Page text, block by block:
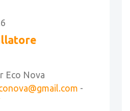
Eco Nova
-